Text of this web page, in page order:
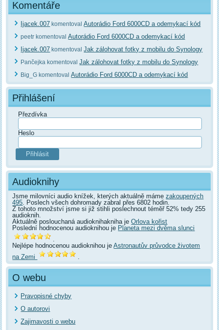
Komentáře
Ijacek.007 komentovalAutorádio Ford 6000CD a odemykací kód
peetr komentovalAutorádio Ford 6000CD a odemykací kód
Ijacek.007 komentovalJak zálohovat fotky z mobilu do Synology
Pančejka komentovalJak zálohovat fotky z mobilu do Synology
Big_G komentovalAutorádio Ford 6000CD a odemykací kód
Přihlášení
Přezdívka
Heslo
Audioknihy
Jsme milovníci audio knížek, kterých aktuálně mámezakoupených
495. Poslech všech dohromady zabral přes 6802 hodin.
Z tohoto množství jsme si již stihli poslechnout téměř 52% tedy 255
audioknih.
Aktuálně poslouchaná audioknihakniha jeOrlova kořist
Poslední hodnocenou audioknihou je Planeta mezi dvěma slunci
.
Nejlépe hodnocenou audioknihou jeAstronautův průvodce životem
na Zemi
.
O webu
Pravopisné chyby
O autorovi
Zajimavosti o webu